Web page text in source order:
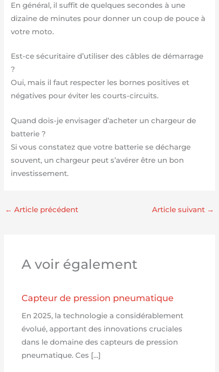
En général, il suffit de quelques secondes à une
dizaine de minutes pour donner un coup de pouce à
votre moto.
Est-ce sécuritaire d’utiliser des câbles de démarrage
?
Oui, mais il faut respecter les bornes positives et
négatives pour éviter les courts-circuits.
Quand dois-je envisager d’acheter un chargeur de
batterie ?
Si vous constatez que votre batterie se décharge
souvent, un chargeur peut s’avérer être un bon
investissement.
← Article précédent Article suivant →
A voir également
Capteur de pression pneumatique
En 2025, la technologie a considérablement
évolué, apportant des innovations cruciales
dans le domaine des capteurs de pression
pneumatique. Ces […]